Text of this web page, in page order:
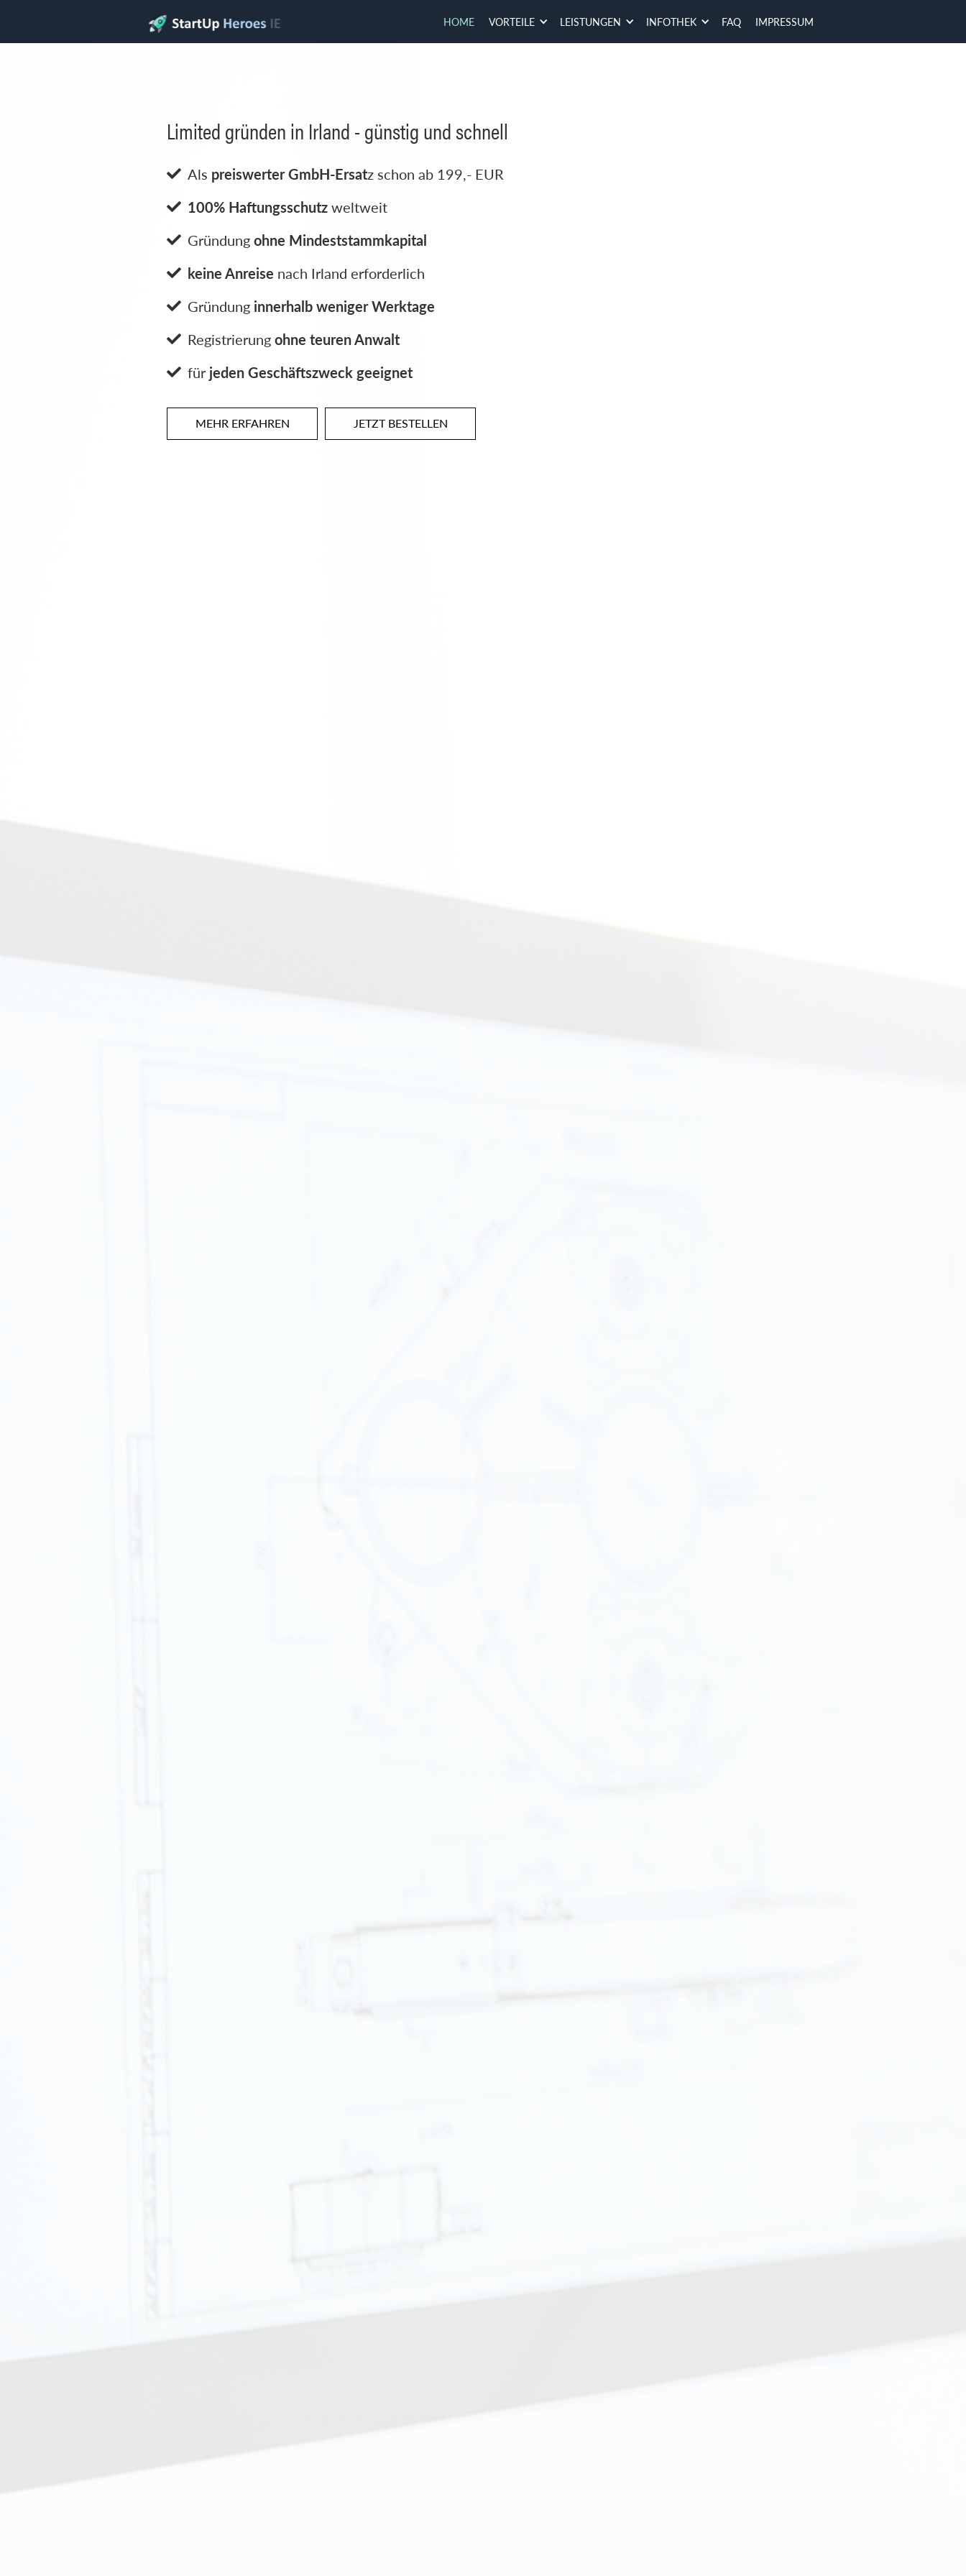
HOME VORTEILE LEISTUNGEN INFOTHEK FAQ IMPRESSUM
Gründen kann so einfach sein
Perfekt für den Einstieg
IE001 STARTER-LIMITED
Firmengründung in Irland
inklusive irischer Geschäftsadresse
inkl. Registered Office
inkl. Gründungsdokumentation
MEHR ERFAHREN